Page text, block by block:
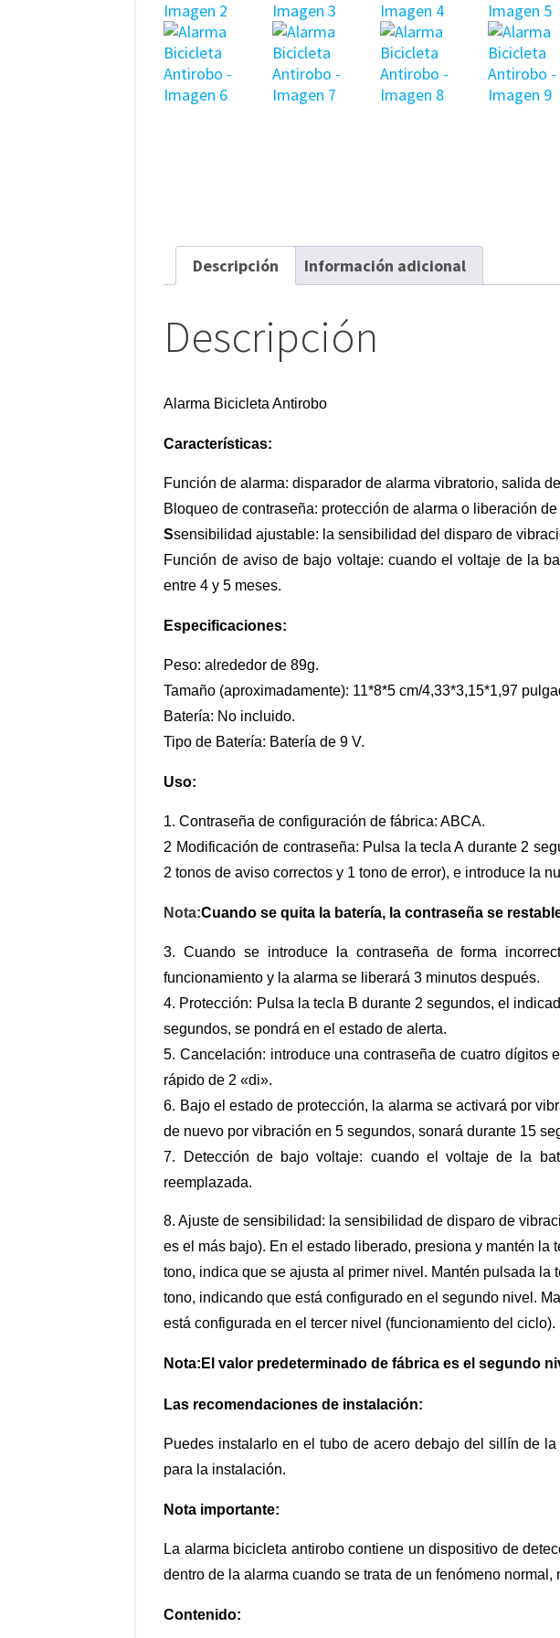
Descripción Información adicional
Descripción
Alarma Bicicleta Antirobo
Características:
Función de alarma: disparador de alarma vibratorio, salida
Bloqueo de contraseña: protección de alarma o liberación
Ssensibilidad ajustable: la sensibilidad del disparo de
Función de aviso de bajo voltaje: cuando el voltaje de la
entre 4 y 5 meses.
Especificaciones:
Peso: alrededor de 89g.
Tamaño (aproximadamente): 11*8*5 cm/4,33*3,15*1,97
Batería: No incluido.
Tipo de Batería: Batería de 9 V.
Uso:
1. Contraseña de configuración de fábrica: ABCA.
2 Modificación de contraseña: Pulsa la tecla A durante 2
2 tonos de aviso correctos y 1 tono de error), e introduce la
Nota:Cuando se quita la batería, la contraseña se
3. Cuando se introduce la contraseña de forma
funcionamiento y la alarma se liberará 3 minutos después.
4. Protección: Pulsa la tecla B durante 2 segundos, el
segundos, se pondrá en el estado de alerta.
5. Cancelación: introduce una contraseña de cuatro
rápido de 2 «di».
6. Bajo el estado de protección, la alarma se activará por
de nuevo por vibración en 5 segundos, sonará durante 15
7. Detección de bajo voltaje: cuando el voltaje de la
reemplazada.
8. Ajuste de sensibilidad: la sensibilidad de disparo de
es el más bajo). En el estado liberado, presiona y mantén
tono, indica que se ajusta al primer nivel. Mantén pulsada
tono, indicando que está configurado en el segundo nivel.
está configurada en el tercer nivel (funcionamiento del ciclo).
Nota: El valor predeterminado de fábrica es el segundo
Las recomendaciones de instalación:
Puedes instalarlo en el tubo de acero debajo del sillín de
para la instalación.
Nota importante:
La alarma bicicleta antirobo contiene un dispositivo de
dentro de la alarma cuando se trata de un fenómeno normal,
Contenido: